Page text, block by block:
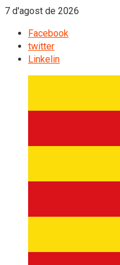
7 d'agost de 2026
Facebook
twitter
Linkelin